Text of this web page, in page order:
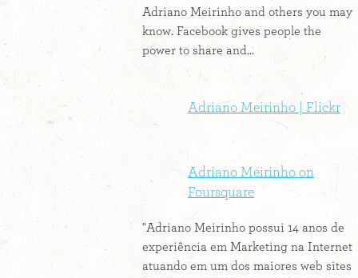
Adriano Meirinho and others you may
know. Facebook gives people the
power to share and...
Adriano Meirinho | Flickr
Adriano Meirinho on
Foursquare
"Adriano Meirinho possui 14 anos de
experiência em Marketing na Internet
atuando em um dos maiores web sites